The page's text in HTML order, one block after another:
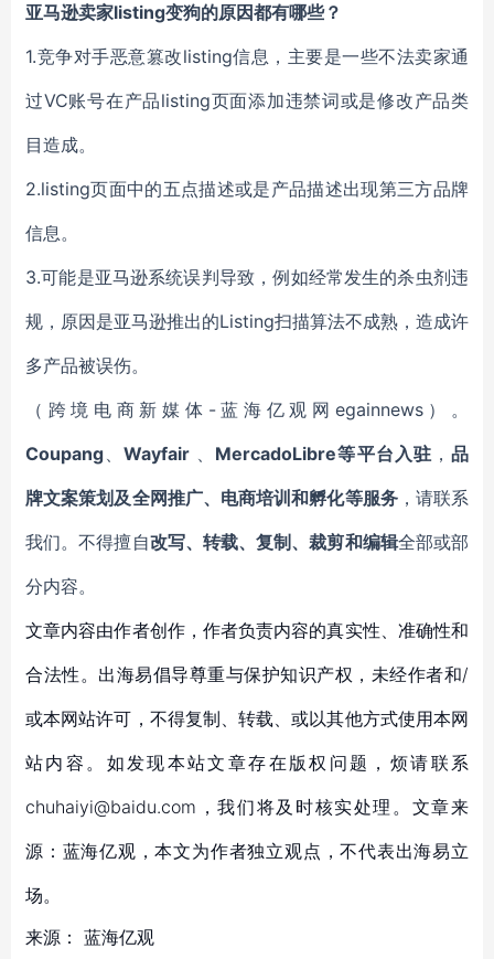
亚马逊卖家listing变狗的原因都有哪些？
1.竞争对手恶意篡改listing信息，主要是一些不法卖家通
过VC账号在产品listing页面添加违禁词或是修改产品类
目造成。
2.listing页面中的五点描述或是产品描述出现第三方品牌
信息。
3.可能是亚马逊系统误判导致，例如经常发生的杀虫剂违
规，原因是亚马逊推出的Listing扫描算法不成熟，造成许
多产品被误伤。
（跨境电商新媒体-蓝海亿观网egainnews）。
Coupang、Wayfair 、 MercadoLibre等平台入驻 ，品
牌文案策划及全网推广、电商培训和孵化等服务，请联系
我们。不得擅自改写、转载、复制、裁剪和编辑全部或部
分内容。
文章内容由作者创作，作者负责内容的真实性、准确性和
合法性。出海易倡导尊重与保护知识产权，未经作者和/
或本网站许可，不得复制、转载、或以其他方式使用本网
站内容。如发现本站文章存在版权问题，烦请联系
chuhaiyi@baidu.com，我们将及时核实处理。文章来
源：蓝海亿观，本文为作者独立观点，不代表出海易立
场。
来源： 蓝海亿观